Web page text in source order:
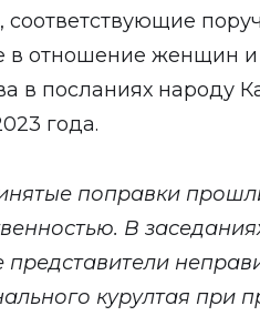
в отношение женщин и
в посланиях народу
года.
поправки
В
представители
курултая при